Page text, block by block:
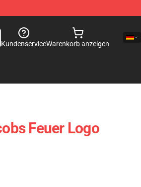
KundenserviceWarenkorb anzeigen
Feuer Logo